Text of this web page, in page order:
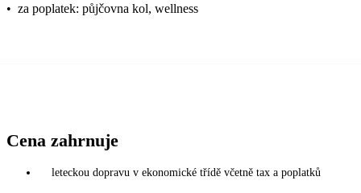
• za poplatek: půjčovna kol, wellness
Cena zahrnuje
leteckou dopravu v ekonomické třídě včetně tax a poplatků